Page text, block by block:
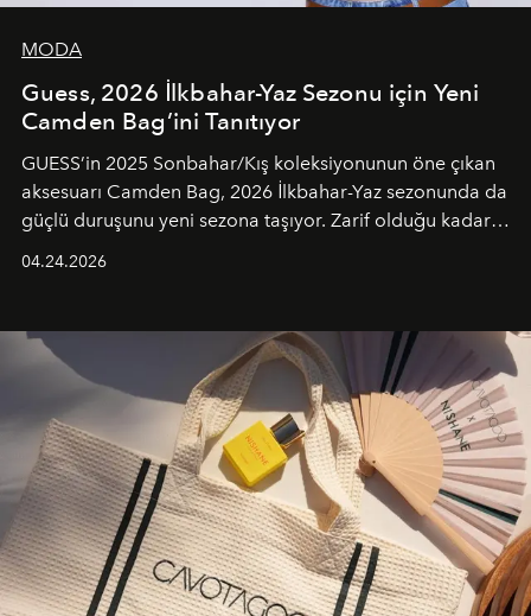
MODA
Guess, 2026 İlkbahar-Yaz Sezonu için Yeni
Camden Bag’ini Tanıtıyor
GUESS’in 2025 Sonbahar/Kış koleksiyonunun öne çıkan
aksesuarı Camden Bag, 2026 İlkbahar-Yaz sezonunda da
güçlü duruşunu yeni sezona taşıyor. Zarif olduğu kadar
04.24.2026